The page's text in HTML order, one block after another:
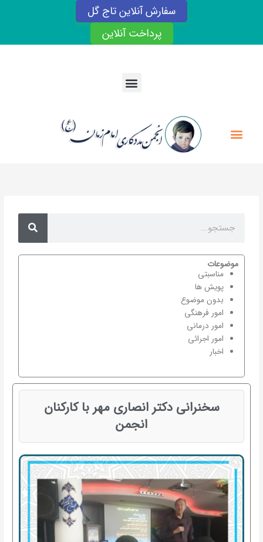
سفارش آنلاین تاج گل
پرداخت آنلاین
Menu
Search
موضوعات
مناسبتی
پویش ها
بدون موضوع
امور فرهنگی
امور درمانی
امور اجرائی
اخبار
سخنرانی دکتر انصاری مهر با کارکنان
انجمن